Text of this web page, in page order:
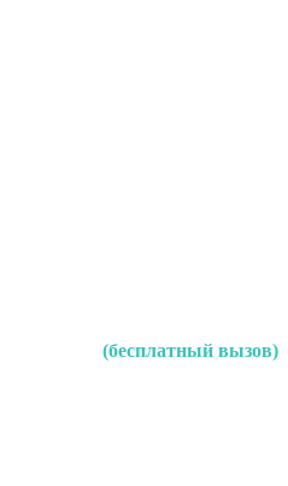
(бесплатный вызов)